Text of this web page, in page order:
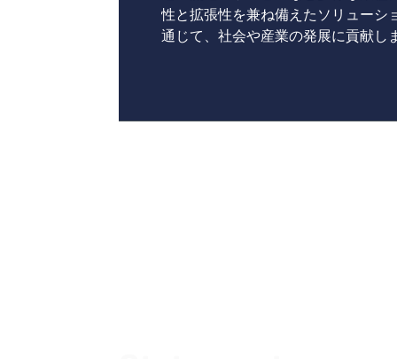
性と拡張性を兼ね備えたソリューシ
通じて、社会や産業の発展に貢献し